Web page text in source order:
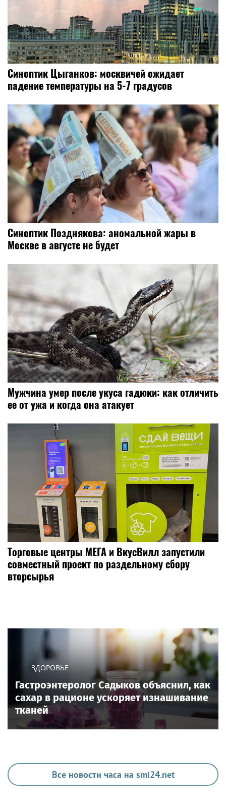
Синоптик Цыганков: москвичей ожидает
падение температуры на 5-7 градусов
Синоптик Позднякова: аномальной жары в
Москве в августе не будет
Мужчина умер после укуса гадюки: как отличить
ее от ужа и когда она атакует
Торговые центры МЕГА и ВкусВилл запустили
совместный проект по раздельному сбору
вторсырья
ЗДОРОВЬЕ
Гастроэнтеролог Садыков объяснил, как
сахар в рационе ускоряет изнашивание
тканей
Все новости часа на smi24.net